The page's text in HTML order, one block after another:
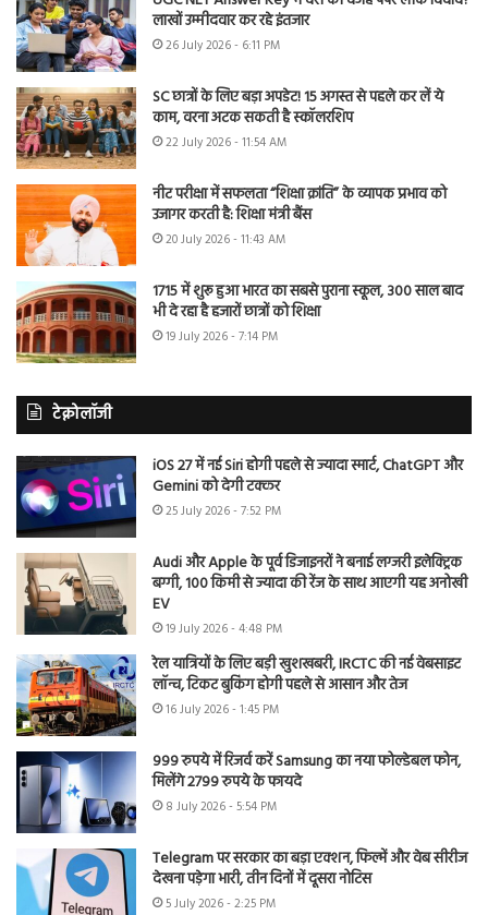
लाखों उम्मीदवार कर रहे इंतजार
26 July 2026 - 6:11 PM
SC छात्रों के लिए बड़ा अपडेट! 15 अगस्त से पहले कर लें ये
काम, वरना अटक सकती है स्कॉलरशिप
22 July 2026 - 11:54 AM
नीट परीक्षा में सफलता “शिक्षा क्रांति” के व्यापक प्रभाव को
उजागर करती है: शिक्षा मंत्री बैंस
20 July 2026 - 11:43 AM
1715 में शुरू हुआ भारत का सबसे पुराना स्कूल, 300 साल बाद
भी दे रहा है हजारों छात्रों को शिक्षा
19 July 2026 - 7:14 PM
टेक्नोलॉजी
iOS 27 में नई Siri होगी पहले से ज्यादा स्मार्ट, ChatGPT और
Gemini को देगी टक्कर
25 July 2026 - 7:52 PM
Audi और Apple के पूर्व डिजाइनरों ने बनाई लग्जरी इलेक्ट्रिक
बग्गी, 100 किमी से ज्यादा की रेंज के साथ आएगी यह अनोखी
EV
19 July 2026 - 4:48 PM
रेल यात्रियों के लिए बड़ी खुशखबरी, IRCTC की नई वेबसाइट
लॉन्च, टिकट बुकिंग होगी पहले से आसान और तेज
16 July 2026 - 1:45 PM
999 रुपये में रिजर्व करें Samsung का नया फोल्डेबल फोन,
मिलेंगे 2799 रुपये के फायदे
8 July 2026 - 5:54 PM
Telegram पर सरकार का बड़ा एक्शन, फिल्में और वेब सीरीज
देखना पड़ेगा भारी, तीन दिनों में दूसरा नोटिस
5 July 2026 - 2:25 PM